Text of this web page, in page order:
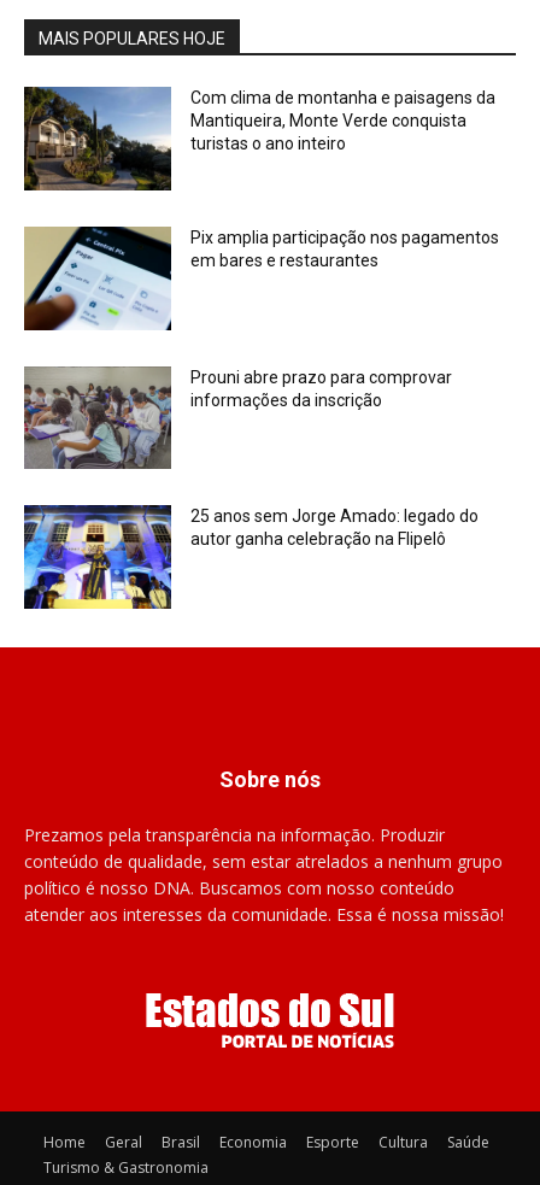
MAIS POPULARES HOJE
Com clima de montanha e paisagens da
Mantiqueira, Monte Verde conquista
turistas o ano inteiro
Pix amplia participação nos pagamentos
em bares e restaurantes
Prouni abre prazo para comprovar
informações da inscrição
25 anos sem Jorge Amado: legado do
autor ganha celebração na Flipelô
Sobre nós
Prezamos pela transparência na informação. Produzir
conteúdo de qualidade, sem estar atrelados a nenhum grupo
político é nosso DNA. Buscamos com nosso conteúdo
atender aos interesses da comunidade. Essa é nossa missão!
Home Geral Brasil Economia Esporte Cultura
Saúde
Turismo & Gastronomia